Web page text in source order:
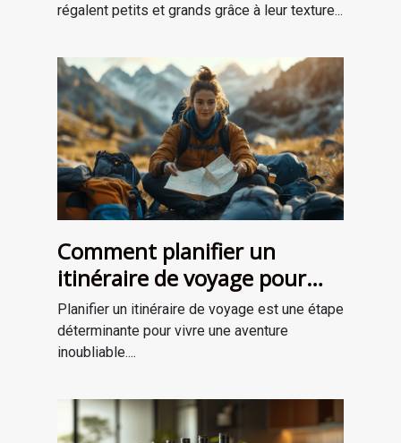
régalent petits et grands grâce à leur texture...
Comment planifier un
itinéraire de voyage pour
une aventure mémorable
Planifier un itinéraire de voyage est une étape
déterminante pour vivre une aventure
inoubliable....